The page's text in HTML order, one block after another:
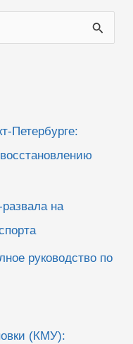
Петербурге:
на
руководство по
(КМУ):